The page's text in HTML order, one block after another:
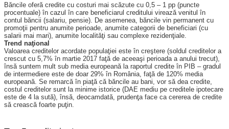
Băncile oferă credite cu costuri mai scăzute cu 0,5 – 1 pp (puncte
procentuale) în cazul în care be­neficiarul creditului virează venitul în
contul băncii (salariu, pensie). De asemenea, băncile vin permanent cu
promoţii pentru anumite perioade, anumite categorii de beneficiari (cu
salarii mai mari), anumite localităţi sau complexe rezidenţiale.
Trend naţional
Valoarea creditelor acordate po­pulaţiei este în creştere (soldul cre­ditelor a
crescut cu 5,7% în martie 2017 faţă de aceeaşi perioada a anului trecut),
însă suntem mult sub media europeană la raportul credite în PIB – gradul
de intermediere este de doar 29% în România, faţă de 120% media
europeană. Se remarcă în piaţă că băncile au bani, vor să dea credite,
costul creditelor sunt la minime is­to­rice (DAE mediu pe creditele ipo­tecare
este de 4 la sută), însă, deo­camdată, prudenţa face ca cererea de credite
să crească foarte puţin.